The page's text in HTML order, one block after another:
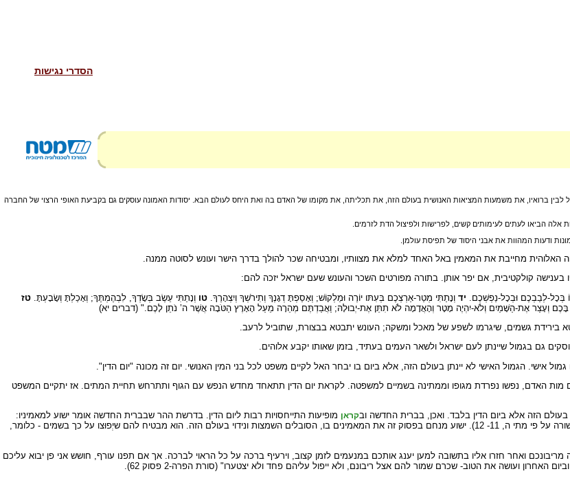
הסדרי נגישות
ברואיו, את משמעות המציאות האנושית בעולם הזה, את תכליתה, את מקומו של האדם בה ואת היחס לעולם הבא. יסודות האמונה עוסקים גם בקביעת האופי הרצוי של החברה
הביאו לעתים לעימותים קשים, לפרישות ולפיצול הדת לזרמים.
ודעות המהוות את אבני היסוד של תפיסת עולמן.
מחייבת את המאמין באל האחד למלא את מצוותיו, ומבטיחה שכר להולך בדרך הישר ועונש לסוטה ממנה.
קולקטיבית, אם יפר אותן. בתורה מפורטים השכר והעונש שעם ישראל יזכה להם:
בְּכָל-לְבַבְכֶם וּבְכָל-נַפְשְׁכֶם. יד וְנָתַתִּי מְטַר-אַרְצְכֶם בְּעִתּו יוֹרֶה וּמַלְקוֹשׁ; וְאָסַפְתָּ דְגָנֶךָ וְתִירֹשְׁךָ וְיִצְהָרֶךָ. טו וְנָתַתִּי עֵשֶׂב בְּשָׂדְךָ, לִבְהֶמְתֶּךָ; וְאָכַלְתָּ וְשָׂבָעְתָּ. טז
בָּכֶם וְעָצַר אֶת-הַשָּׁמַיִם וְלֹא-יִהְיֶה מָטָר וְהָאֲדָמָה לֹא תִתֵּן אֶת-יְבוּלָהּ; וַאֲבַדְתֶּם מְהֵרָה מֵעַל הָאָרֶץ הַטֹּבָה אֲשֶׁר ה’ נֹתֵן לָכֶם." (דברים יא)
בירידת גשמים, שיגרמו לשפע של מאכל ומשקה; העונש יתבטא בבצורת, שתוביל לרעב.
גם בגמול שיינתן לעם ישראל ולשאר העמים בעתיד, בזמן שאותו יקבע אלוהים.
הגמול האישי לא יינתן בעולם הזה, אלא ביום בו יבחר האל לקיים משפט לכל בני המין האנושי. יום זה מכונה "יום הדין".
מות האדם, נפשו נפרדת מגופו וממתינה בשמיים למשפטה. לקראת יום הדין תתאחד מחדש הנפש עם הגוף ותתרחש תחיית המתים. אז יתקיים המשפט
בעולם הזה אלא ביום הדין בלבד. ואכן, בברית החדשה ובקראן מופיעות התייחסויות רבות ליום הדין. בדרשת ההר שבברית החדשה אומר ישוע למאמיניו:
"אשריכם אם יחרפו וירדפו אתכם ויעלילו עליכם בגללי. שִמחו וגילו, כי שכרכם רב בשמים" (הבשורה על פי מתי ה, 11- 12). ישוע מנחם בפסוק זה את המאמינים בו, הסובלים השמצות ונידוי בעולם הזה. הוא מבטיח להם שיְפוּצו על כך בשמים - כלומר,
מריבונכם ואחר חזרו אליו בתשובה למען יענג אותכם במנעמים לזמן קצוב, וירעיף ברכה על כל הראוי לברכה. אך אם תפנו עורף, חושש אני פן יבוא עליכם
האחרון ועושה את הטוב- שכרם שמור להם אצל ריבונם, ולא ייפול עליהם פחד ולא יצטערו" (סורת הפרה-2 פסוק 62).